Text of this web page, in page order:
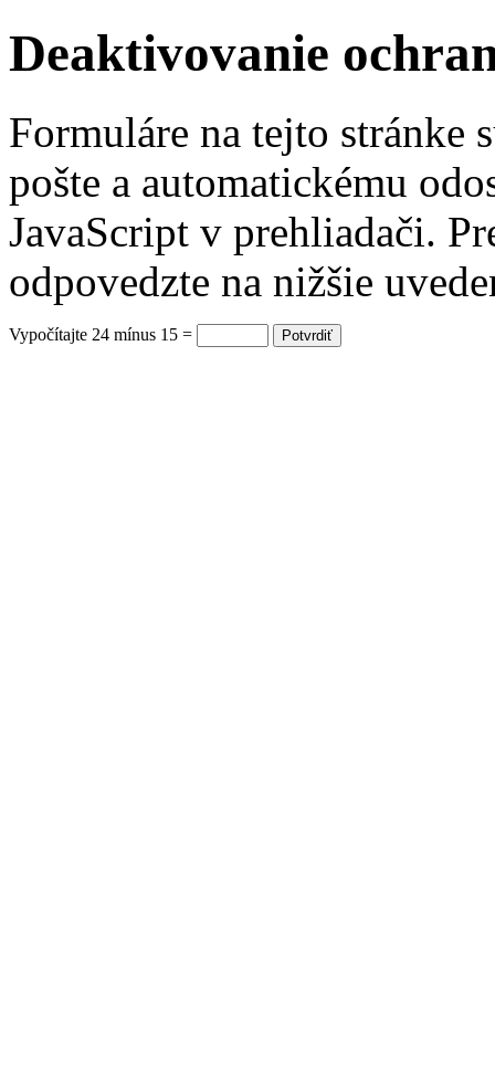
Deaktivovanie
Formuláre na tejto stránke
pošte a automatickému
JavaScript v prehliadači.
odpovedzte na nižšie
Vypočítajte 24 mínus 15 =